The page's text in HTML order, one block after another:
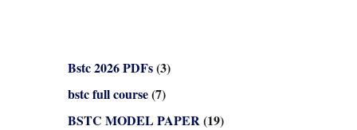
Bstc 2026 PDFs(3)
bstc full course(7)
BSTC MODEL PAPER(19)